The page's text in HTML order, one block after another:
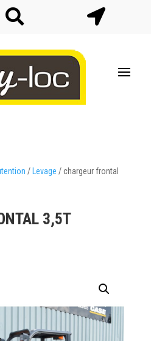
 
/ Levage / chargeur frontal
3,5T